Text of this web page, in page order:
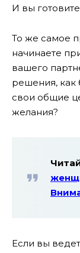
И вы
То же самое
начинаете
вашего
решения, как
свои общие
желания?
Если вы